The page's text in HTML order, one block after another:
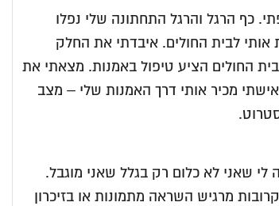
כף הרגל והרגל התחתונה שלי נפלו
כשיצרתי את העוגות. אשתי מצאה אותי כעבור 4 שעות ומיהרה לקחת אותי לבית החולים. איבדתי את החלק
בית החולים הציע טיפול באמנות. מצאתי את
מכיר אותי דרך האמנות שלי – מצב
שאני לא כלום רק בגלל שאני מוגבל.
מרגיש השראה מתמונות או בזיכרון